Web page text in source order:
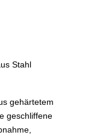
Stahl
gehärtetem
geschliffene